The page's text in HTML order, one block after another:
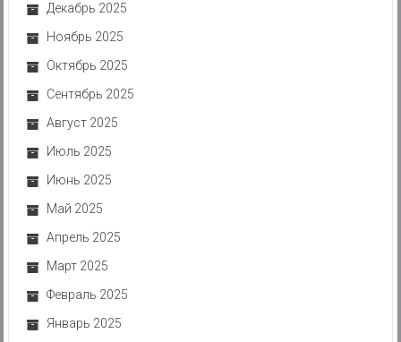
Декабрь 2025
Ноябрь 2025
Октябрь 2025
Сентябрь 2025
Август 2025
Июль 2025
Июнь 2025
Май 2025
Апрель 2025
Март 2025
Февраль 2025
Январь 2025